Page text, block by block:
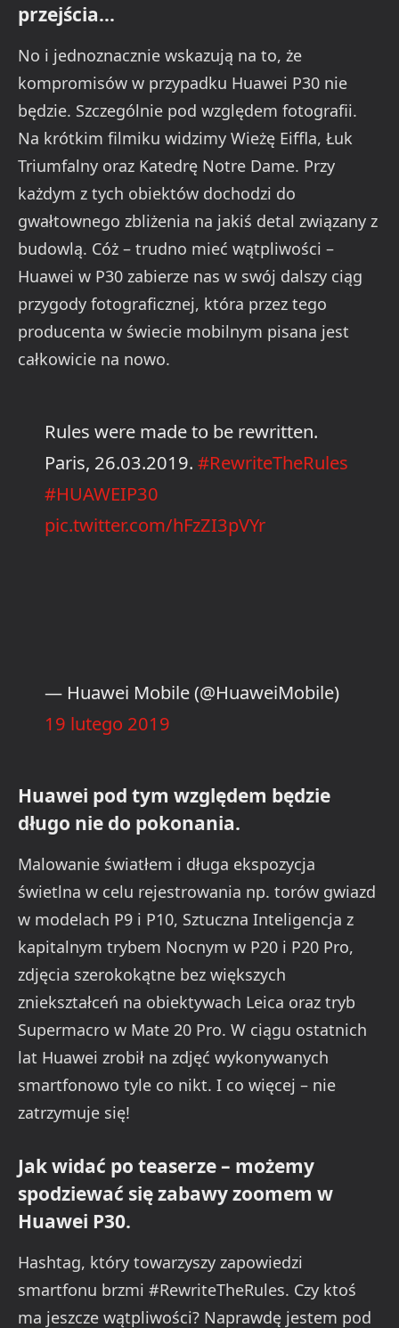
przejścia…
No i jednoznacznie wskazują na to, że
kompromisów w przypadku Huawei P30 nie
będzie. Szczególnie pod względem fotografii.
Na krótkim filmiku widzimy Wieżę Eiffla, Łuk
Triumfalny oraz Katedrę Notre Dame. Przy
każdym z tych obiektów dochodzi do
gwałtownego zbliżenia na jakiś detal związany z
budowlą. Cóż – trudno mieć wątpliwości –
Huawei w P30 zabierze nas w swój dalszy ciąg
przygody fotograficznej, która przez tego
producenta w świecie mobilnym pisana jest
całkowicie na nowo.
Rules were made to be rewritten.
Paris, 26.03.2019.#RewriteTheRules
#HUAWEIP30
pic.twitter.com/hFzZI3pVYr
— Huawei Mobile (@HuaweiMobile)
19 lutego 2019
Huawei pod tym względem będzie
długo nie do pokonania.
Malowanie światłem i długa ekspozycja
świetlna w celu rejestrowania np. torów gwiazd
w modelach P9 i P10, Sztuczna Inteligencja z
kapitalnym trybem Nocnym w P20 i P20 Pro,
zdjęcia szerokokątne bez większych
zniekształceń na obiektywach Leica oraz tryb
Supermacro w Mate 20 Pro. W ciągu ostatnich
lat Huawei zrobił na zdjęć wykonywanych
smartfonowo tyle co nikt. I co więcej – nie
zatrzymuje się!
Jak widać po teaserze – możemy
spodziewać się zabawy zoomem w
Huawei P30.
Hashtag, który towarzyszy zapowiedzi
smartfonu brzmi #RewriteTheRules. Czy ktoś
ma jeszcze wątpliwości? Naprawdę jestem pod